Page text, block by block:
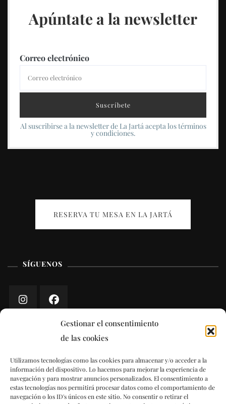
Gestionar el consentimiento
de las cookies
Utilizamos tecnologías como las cookies para almacenar y/o acceder a la
información del dispositivo. Lo hacemos para mejorar la experiencia de
navegación y para mostrar anuncios personalizados. El consentimiento a
estas tecnologías nos permitirá procesar datos como el comportamiento de
navegación o los ID's únicos en este sitio. No consentir o retirar el
Apúntate a la newsletter
Correo electrónico
Al suscribirse a la newsletter de La Jartá acepta los términos
y condiciones.
RESERVA TU MESA EN LA JARTÁ
SÍGUENOS
Aviso Legal